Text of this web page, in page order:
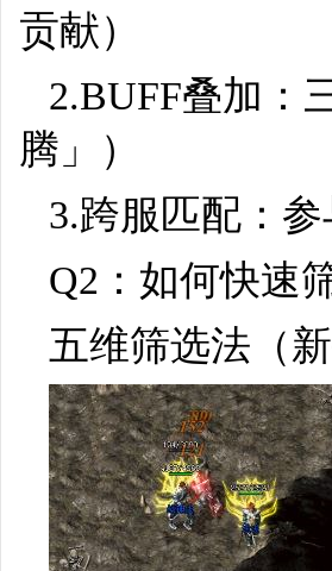
贡献）
2.BUFF叠加：
腾」）
3.跨服匹配：
Q2：如何快速
五维筛选法（